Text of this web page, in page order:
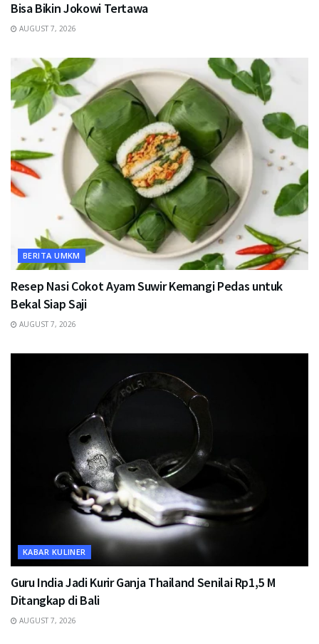
Bisa Bikin Jokowi Tertawa
AUGUST 7, 2026
BERITA UMKM
Resep Nasi Cokot Ayam Suwir Kemangi Pedas untuk
Bekal Siap Saji
AUGUST 7, 2026
KABAR KULINER
Guru India Jadi Kurir Ganja Thailand Senilai Rp1,5 M
Ditangkap di Bali
AUGUST 7, 2026